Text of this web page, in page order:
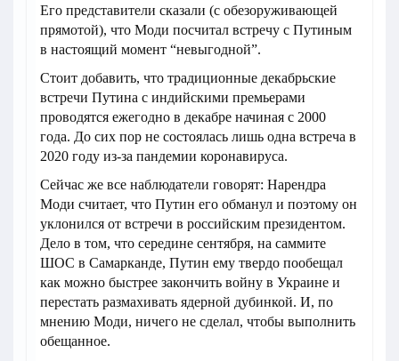
Его представители сказали (с обезоруживающей
прямотой), что Моди посчитал встречу с Путиным
в настоящий момент “невыгодной”.
Стоит добавить, что традиционные декабрьские
встречи Путина с индийскими премьерами
проводятся ежегодно в декабре начиная с 2000
года. До сих пор не состоялась лишь одна встреча в
2020 году из-за пандемии коронавируса.
Сейчас же все наблюдатели говорят: Нарендра
Моди считает, что Путин его обманул и поэтому он
уклонился от встречи в российским президентом.
Дело в том, что середине сентября, на саммите
ШОС в Самарканде, Путин ему твердо пообещал
как можно быстрее закончить войну в Украине и
перестать размахивать ядерной дубинкой. И, по
мнению Моди, ничего не сделал, чтобы выполнить
обещанное.